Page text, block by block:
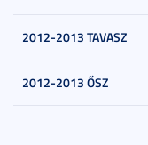
2012-2013 TAVASZ
2012-2013 ŐSZ